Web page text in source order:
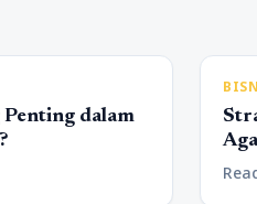
dalam